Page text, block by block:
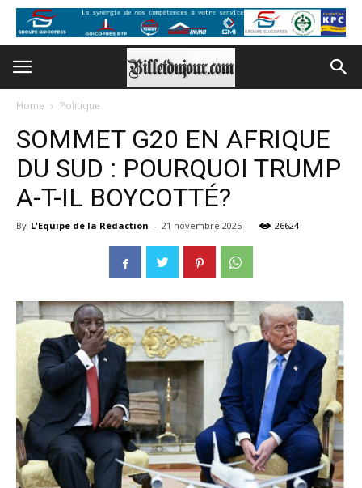
Home Politique
SOMMET G20 EN AFRIQUE
DU SUD : POURQUOI TRUMP
A-T-IL BOYCOTTÉ?
By L'Equipe de la Rédaction - 21 novembre 2025 26624